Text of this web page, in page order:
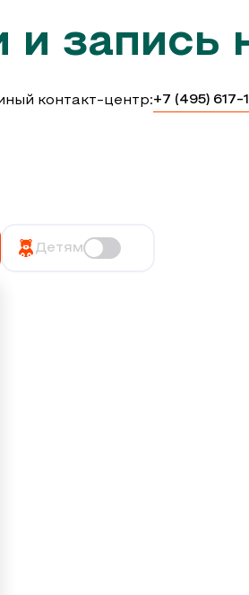
и запись
контакт-центр:+7 (495) 617-
Детям